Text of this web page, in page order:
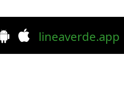
lineaverde.app